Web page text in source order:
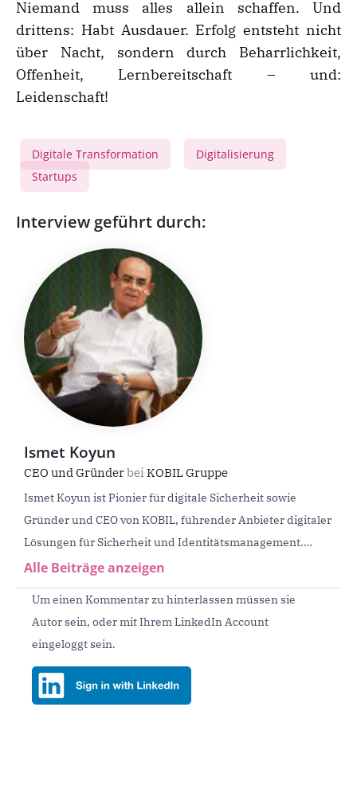
Niemand muss alles allein schaffen. Und
drittens: Habt Ausdauer. Erfolg entsteht nicht
über Nacht, sondern durch Beharrlichkeit,
Offenheit, Lernbereitschaft – und:
Leidenschaft!
Digitale Transformation Digitalisierung
Startups
Interview geführt durch:
Ismet Koyun
CEO und GründerbeiKOBIL Gruppe
Ismet Koyun ist Pionier für digitale Sicherheit sowie
Gründer und CEO von KOBIL, führender Anbieter digitaler
Lösungen für Sicherheit und Identitätsmanagement.
Koyun setzt sich für die digitale Souveränität Europas ein.
Sein Fokus liegt darauf, Europa digital abzusichern – mit
Alle Beiträge anzeigen
Um einen Kommentar zu hinterlassen müssen sie
Autor sein, oder mit Ihrem LinkedIn Account
eingeloggt sein.